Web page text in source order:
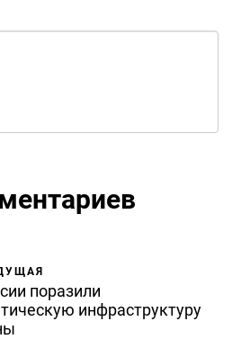
поразили
инфраструктуру